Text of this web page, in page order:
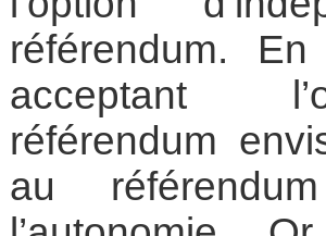
référendum.
acceptant
référendum
au